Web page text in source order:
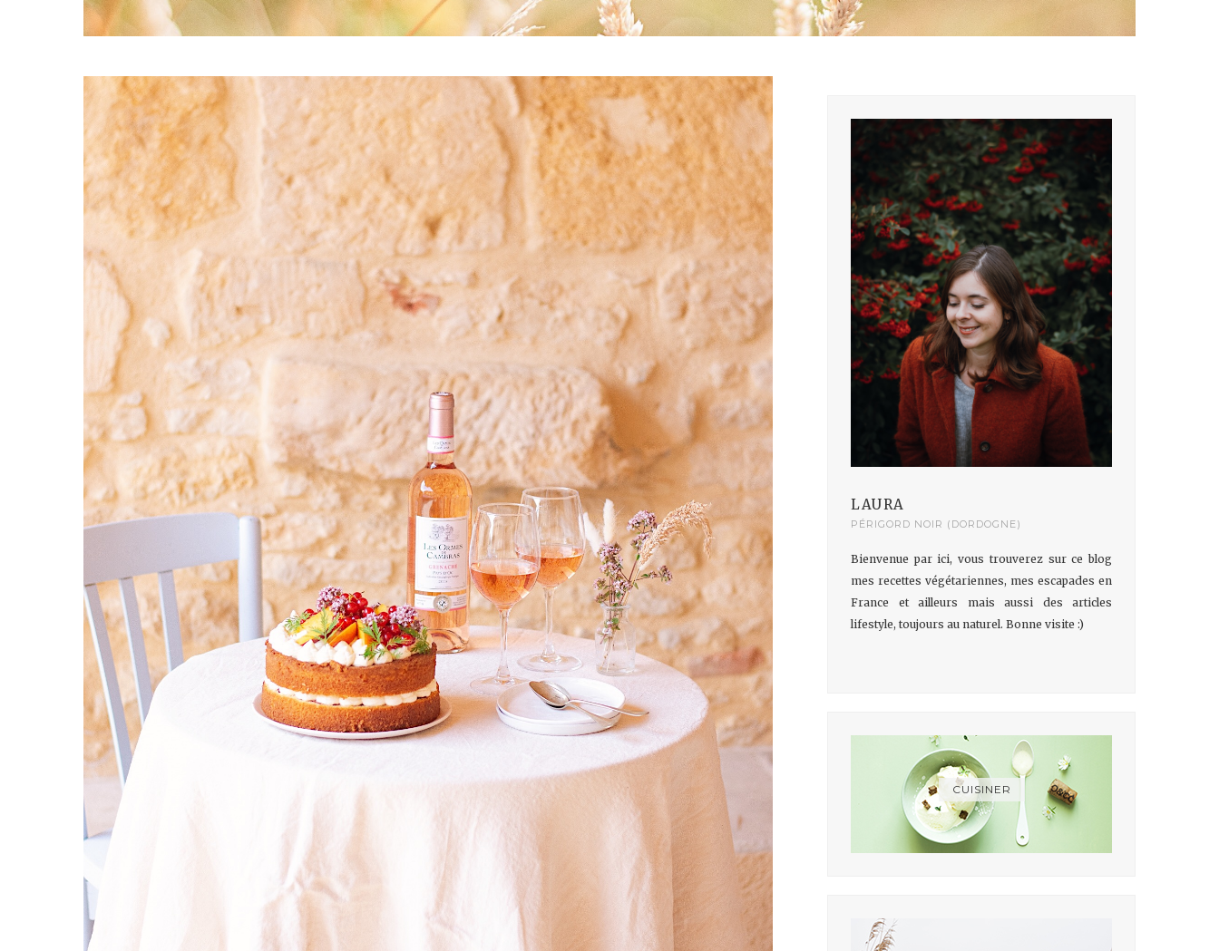
LAURA
PÉRIGORD NOIR (DORDOGNE)
Bienvenue par ici, vous trouverez sur ce blog
mes recettes végétariennes, mes escapades en
France et ailleurs mais aussi des articles
lifestyle, toujours au naturel. Bonne visite :)
CUISINER